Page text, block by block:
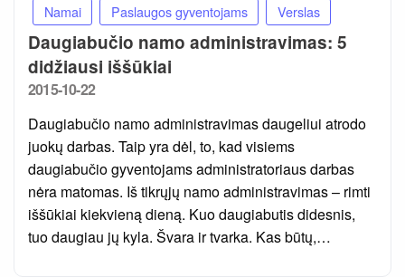
Namai Paslaugos gyventojams Verslas
Daugiabučio namo administravimas: 5
didžiausi iššūkiai
Posted
2015-10-22
Daugiabučio namo administravimas daugeliui atrodo
juokų darbas. Taip yra dėl, to, kad visiems
daugiabučio gyventojams administratoriaus darbas
nėra matomas. Iš tikrųjų namo administravimas – rimti
iššūkiai kiekvieną dieną. Kuo daugiabutis didesnis,
tuo daugiau jų kyla. Švara ir tvarka. Kas būtų,…